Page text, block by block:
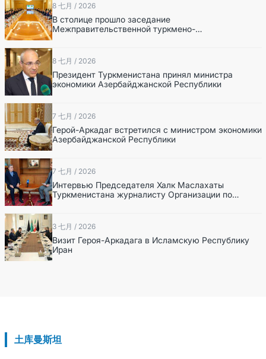
8 七月 / 2026
В столице прошло заседание
Межправительственной туркмено-
азербайджанской комиссии по экономическому
сотрудничеству
8 七月 / 2026
Президент Туркменистана принял министра
экономики Азербайджанской Республики
7 七月 / 2026
Герой-Аркадаг встретился с министром экономики
Азербайджанской Республики
7 七月 / 2026
Интервью Председателя Халк Маслахаты
Туркменистана журналисту Организации по
телерадиовещанию ИРИ
3 七月 / 2026
Визит Героя-Аркадага в Исламскую Республику
Иран
土库曼斯坦